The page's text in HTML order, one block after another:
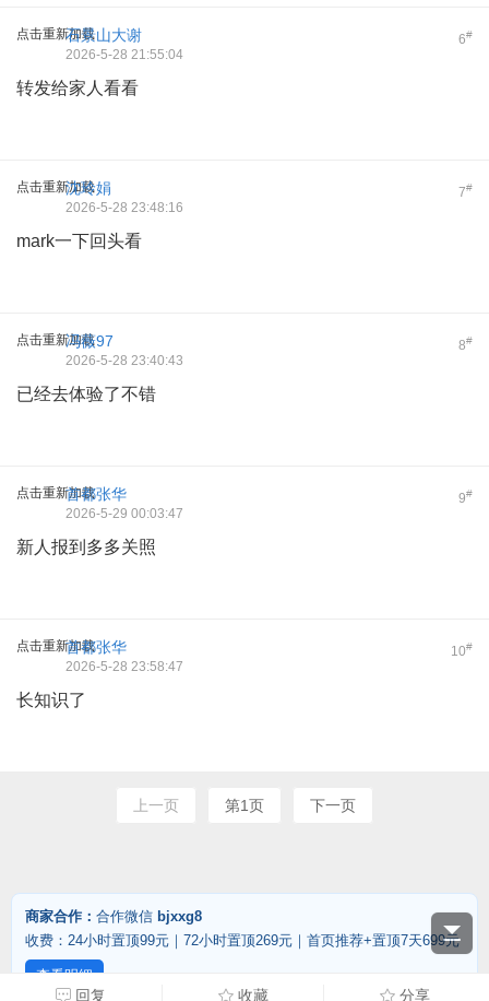
点击重新加载 6#
石景山大谢
2026-5-28 21:55:04
转发给家人看看
点击重新加载 7#
沈玲娟
2026-5-28 23:48:16
mark一下回头看
点击重新加载 8#
冯薇97
2026-5-28 23:40:43
已经去体验了不错
点击重新加载 9#
首都张华
2026-5-29 00:03:47
新人报到多多关照
点击重新加载 10#
首都张华
2026-5-28 23:58:47
长知识了
上一页 第1页 下一页
回复 收藏 分享
商家合作： 合作微信 bjxxg8
收费：24小时置顶99元｜72小时置顶269元｜首页推荐+置顶7天699元
查看明细